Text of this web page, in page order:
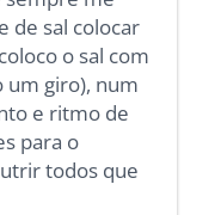
de sal colocar
o sal com
um giro), num
e ritmo de
para o
todos que